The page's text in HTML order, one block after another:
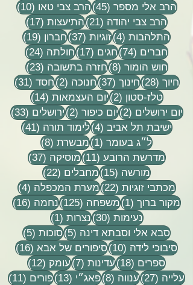
הרב אלי מספר (45) 45 פוסטים
הרב צבי טאו (10)
10 פוסטים
הרב צבי יהודה (21) 21 פוסטים
התיעצות (17)
17 פוסטים
התלהבות (4) 4 פוסטיםזוגיות (37) 37 פוסטים
חברון (19)
19 פוסטים
חברים (74) 74 פוסטים
חגים (17) 17 פוסטים
חולתה (24)
24 פוסטים
חוש הומור (8) 8 פוסטיםחזרה בתשובה (23)
23 פוסטים
חיוך (28) 28 פוסטים
חינוך (37) 37 פוסטים
חנוכה (2) 2 פוסטיםחסד (31)
31 פוסטים
טלז-סטון (2) 2 פוסטיםיום העצמאות (14)
14 פוסטים
יום ירושלים (2) 2 פוסטיםיום כיפור (2) 2 פוסטיםירושלים (33)
33 פוסטים
ישיבת תל אביב (4) 4 פוסטיםלימוד תורה (41)
41 פוסטים
ל״ג בעומר (1) פוסט 1
מבשרת (8)
8 פוסטים
מדרשת הרובע (11) 11 פוסטים
מוסיקה (37)
37 פוסטים
מורשה (15) 15 פוסטים
מחבלים (22)
22 פוסטים
מכתבי זוגיות (22) 22 פוסטים
מערת המכפלה (4)
4 פוסטים
מקור ברוך (1) פוסט 1
משפחה (125) 125 פוסטים
נחמה (16)
16 פוסטים
נעימות (30) 30 פוסטים
נצרות (1)
פוסט 1
סבא אלי וסבתא דינה (5) 5 פוסטיםסוכות (5)
5 פוסטים
סיבוכי לידה (10) 10 פוסטים
סיפורים של אבא (16)
16 פוסטים
ספרים (18) 18 פוסטים
עדינות (7) 7 פוסטיםעומק (12)
12 פוסטים
עלייה (27) 27 פוסטים
ענווה (8) 8 פוסטיםפאג״י (13) 13 פוסטים
פורים (11)
11